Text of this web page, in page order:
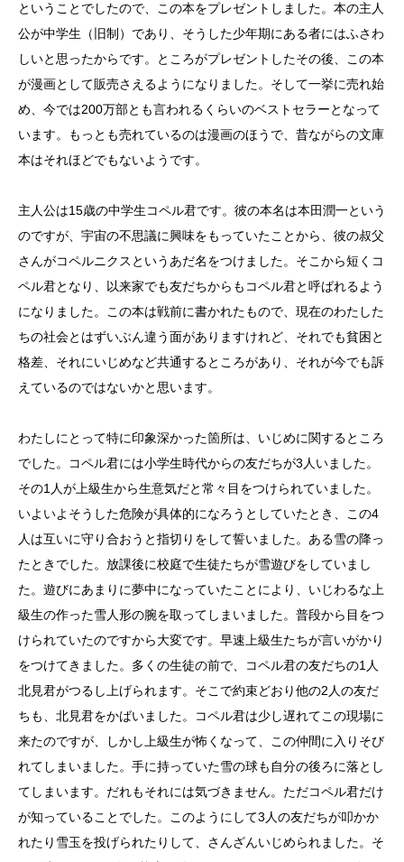
ということでしたので、この本をプレゼントしました。本の主人
公が中学生（旧制）であり、そうした少年期にある者にはふさわ
しいと思ったからです。ところがプレゼントしたその後、この本
が漫画として販売さえるようになりました。そして一挙に売れ始
め、今では200万部とも言われるくらいのベストセラーとなって
います。もっとも売れているのは漫画のほうで、昔ながらの文庫
本はそれほどでもないようです。
主人公は15歳の中学生コペル君です。彼の本名は本田潤一という
のですが、宇宙の不思議に興味をもっていたことから、彼の叔父
さんがコペルニクスというあだ名をつけました。そこから短くコ
ペル君となり、以来家でも友だちからもコペル君と呼ばれるよう
になりました。この本は戦前に書かれたもので、現在のわたした
ちの社会とはずいぶん違う面がありますけれど、それでも貧困と
格差、それにいじめなど共通するところがあり、それが今でも訴
えているのではないかと思います。
わたしにとって特に印象深かった箇所は、いじめに関するところ
でした。コペル君には小学生時代からの友だちが3 人いました。
その1 人が上級生から生意気だと常々目をつけられていました。
いよいよそうした危険が具体的になろうとしていたとき、この4
人は互いに守り合おうと指切りをして誓いました。ある雪の降っ
たときでした。放課後に校庭で生徒たちが雪遊びをしていまし
た。遊びにあまりに夢中になっていたことにより、いじわるな上
級生の作った雪人形の腕を取ってしまいました。普段から目をつ
けられていたのですから大変です。早速上級生たちが言いがかり
をつけてきました。多くの生徒の前で、コペル君の友だちの1 人
北見君がつるし上げられます。そこで約束どおり他の2 人の友だ
ちも、北見君をかばいました。コペル君は少し遅れてこの現場に
来たのですが、しかし上級生が怖くなって、この仲間に入りそび
れてしまいました。手に持っていた雪の球も自分の後ろに落とし
てしまいます。だれもそれには気づきません。ただコペル君だけ
が知っていることでした。このようにして3 人の友だちが叩かか
れたり雪玉を投げられたりして、さんざんいじめられました。そ